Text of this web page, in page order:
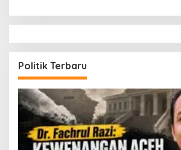
Politik Terbaru